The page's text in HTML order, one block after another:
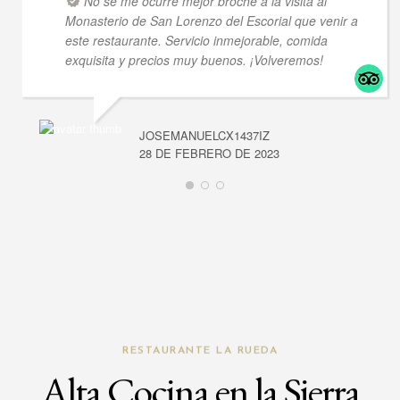
Monasterio de San Lorenzo del Escorial que venir a
este restaurante. Servicio inmejorable, comida
exquisita y precios muy buenos. ¡Volveremos!
JOSEMANUELCX1437IZ
28 DE FEBRERO DE 2023
RESTAURANTE LA RUEDA